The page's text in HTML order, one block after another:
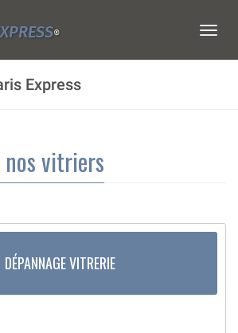
®
Express
vitriers
DÉPANNAGE VITRERIE